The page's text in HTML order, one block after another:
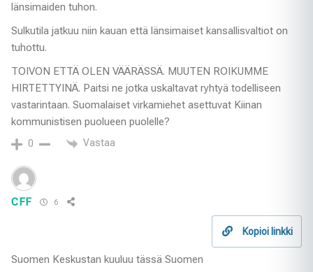
länsimaiden tuhon.
Sulkutila jatkuu niin kauan että länsimaiset kansallisvaltiot on
tuhottu.
TOIVON ETTÄ OLEN VÄÄRÄSSÄ. MUUTEN ROIKUMME
HIRTETTYINÄ. Paitsi ne jotka uskaltavat ryhtyä todelliseen
vastarintaan. Suomalaiset virkamiehet asettuvat Kiinan
kommunistisen puolueen puolelle?
0 Vastaa
CFF 6
Kopioi linkki
Suomen Keskustan kuuluu tässä Suomen